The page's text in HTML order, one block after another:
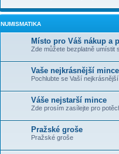
NUMISMATIKA
Místo pro Váš nákup a
Zde můžete bezplatně umístit
Vaše nejkrásnější mince
Pochlubte se Vaší
Váše nejstarší mince
Zde prosím zasílejte pro
Pražské groše
Pražské groše